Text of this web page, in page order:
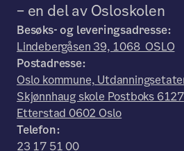
– en del av Osloskolen
Besøks- og leveringsadresse:
Lindebergåsen 39, 1068 OSLO
Postadresse:
Oslo kommune,
Skjønnhaug skole Postboks
Etterstad 0602 Oslo
Telefon:
23 17 51 00